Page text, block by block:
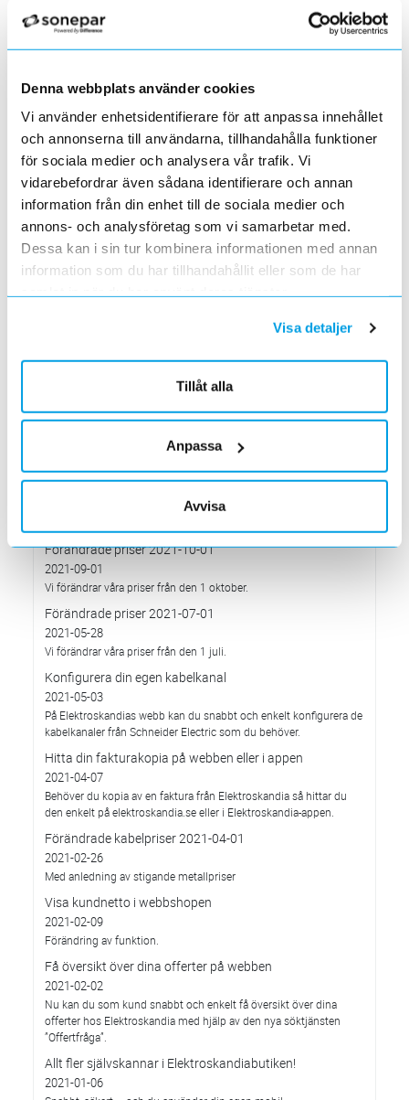
Denna webbplats använder cookies
Vi använder enhetsidentifierare för att anpassa innehållet
och annonserna till användarna, tillhandahålla funktioner
för sociala medier och analysera vår trafik. Vi
vidarebefordrar även sådana identifierare och annan
information från din enhet till de sociala medier och
annons- och analysföretag som vi samarbetar med.
Dessa kan i sin tur kombinera informationen med annan
information som du har tillhandahållit eller som de har
samlat in när du har använt deras tjänster.
Visa detaljer
Tillåt alla
Anpassa
Avvisa
Förändrade priser 2022-06-30
2022-04-01
Förändrade priser 2022-05-01
2022-03-31
Med anledning av stigande råvarupriser.
Ecovadis ger Elektroskandia högsta betyg inom
hållbarhetsarbete
2022-03-21
Det oberoende analysföretaget Ecovadis har tilldelat
Elektroskandia högsta möjliga betyg, Platina, för företagets
pågående affärsrelationer med Ryssland & Belarus.
Förändrade priser 2022-04-01
2022-03-01
Med anledning av stigande komponent- och metallpriser.
Prisavisering per den 4:e januari 2022
2021-12-03
Elektroskandia Sverige AB prisbilden och presenterar ny gällande
Förändrade priser 2021-10-01
2021-09-01
Vi förändrar våra priser från den 1 oktober.
Förändrade priser 2021-07-01
2021-05-28
Vi förändrar våra priser från den 1 juli.
Konfigurera din egen kabelkanal
2021-05-03
På Elektroskandias webb kan du snabbt och enkelt konfigurera de
kabelkanaler från Schneider Electric som du behöver.
Hitta din fakturakopia på webben eller i appen
2021-04-07
Behöver du kopia av en faktura från Elektroskandia så hittar du
den enkelt på elektroskandia.se eller i Elektro­skandia-appen.
Förändrade kabelpriser 2021-04-01
2021-02-26
Med anledning av stigande metallpriser
Visa kundnetto i webbshopen
2021-02-09
Förändring av funktion.
Få översikt över dina offerter på webben
2021-02-02
Nu kan du som kund snabbt och enkelt få översikt över dina
offerter hos Elektroskandia med hjälp av den nya söktjänsten
”Offertfråga”.
Allt fler självskannar i Elektroskandiabutiken!
2021-01-06